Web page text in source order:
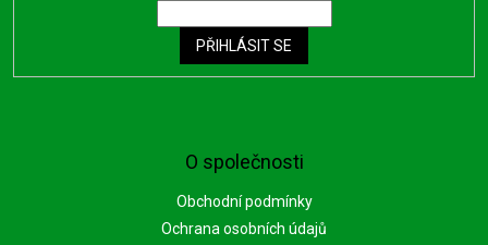
O společnosti
Obchodní podmínky
Ochrana osobních údajů
PŘIHLÁSIT SE